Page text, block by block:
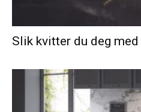
Slik kvitter du deg med